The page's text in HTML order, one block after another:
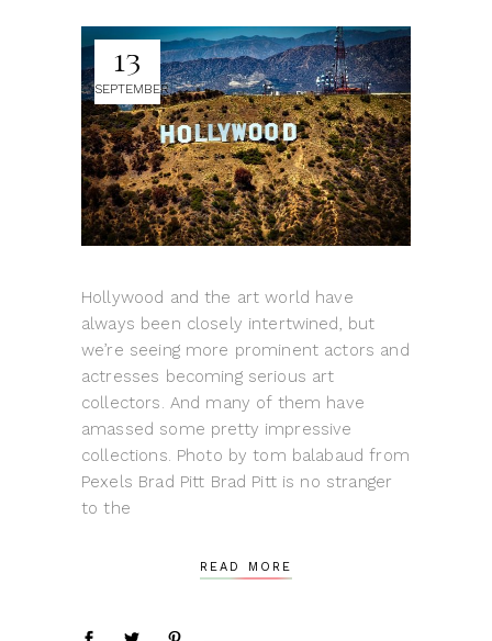
13
SEPTEMBER
Hollywood and the art world have
always been closely intertwined, but
we’re seeing more prominent actors and
actresses becoming serious art
collectors. And many of them have
amassed some pretty impressive
collections. Photo by tom balabaud from
Pexels Brad Pitt Brad Pitt is no stranger
to the
READ MORE